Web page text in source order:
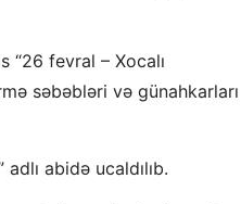
fevral – Xocalı
səbəbləri və günahkarları
adlı abidə ucaldılıb.